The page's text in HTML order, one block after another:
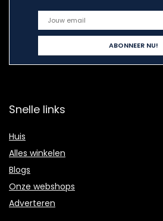
Snelle links
Huis
Alles winkelen
Blogs
Onze webshops
Adverteren